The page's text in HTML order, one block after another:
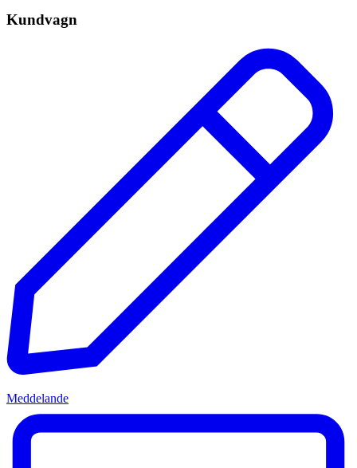
Kundvagn
Meddelande